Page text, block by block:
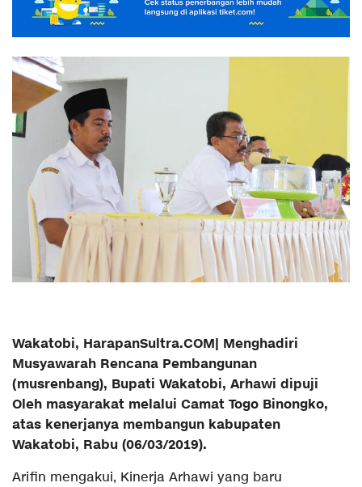
Wakatobi, HarapanSultra.COM| Menghadiri
Musyawarah Rencana Pembangunan
(musrenbang), Bupati Wakatobi, Arhawi dipuji
Oleh masyarakat melalui Camat Togo Binongko,
atas kenerjanya membangun kabupaten
Wakatobi, Rabu (06/03/2019).
Arifin mengakui, Kinerja Arhawi yang baru